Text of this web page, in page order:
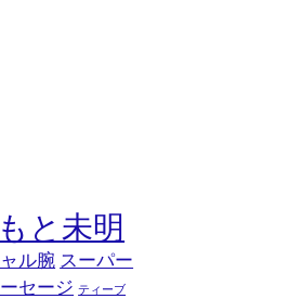
と未明
ル腕 スーパー
セージ ティーブ